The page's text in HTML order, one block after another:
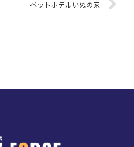
ペットホテルいぬの家